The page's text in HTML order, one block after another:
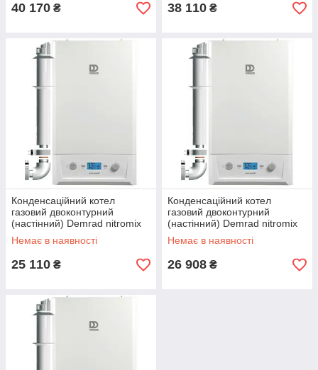
40 170 ₴ 38 110 ₴
Конденсаційний котел
газовий двоконтурний
(настінний) Demrad nitromix
24 F (турбований)
Немає в наявності
25 110 ₴
Конденсаційний котел
газовий двоконтурний
(настінний) Demrad nitromix
28 F (турбований)
Немає в наявності
26 908 ₴